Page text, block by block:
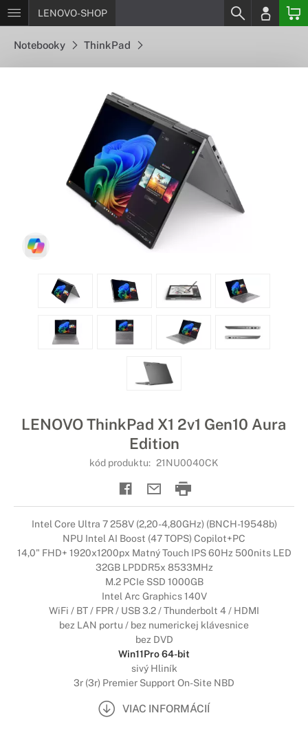
LENOVO-SHOP
Notebooky ThinkPad
LENOVO ThinkPad X1 2v1 Gen10 Aura
Edition
kód produktu: 21NU0040CK
Intel Core Ultra 7 258V (2,20-4,80GHz) (BNCH-19548b)
NPU Intel AI Boost (47 TOPS) Copilot+PC
14,0" FHD+ 1920x1200px Matný Touch IPS 60Hz 500nits LED
32GB LPDDR5x 8533MHz
M.2 PCIe SSD 1000GB
Intel Arc Graphics 140V
WiFi / BT / FPR / USB 3.2 / Thunderbolt 4 / HDMI
bez LAN portu / bez numerickej klávesnice
bez DVD
Win11Pro 64-bit
sivý Hliník
3r (3r) Premier Support On-Site NBD
VIAC INFORMÁCIÍ